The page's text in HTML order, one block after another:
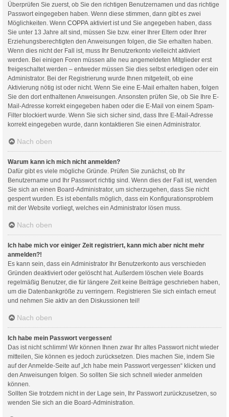
Überprüfen Sie zuerst, ob Sie den richtigen Benutzernamen und das richtige
Passwort eingegeben haben. Wenn diese stimmen, dann gibt es zwei
Möglichkeiten. Wenn COPPA aktiviert ist und Sie angegeben haben, dass
Sie unter 13 Jahre alt sind, müssen Sie bzw. einer Ihrer Eltern oder Ihrer
Erziehungsberechtigten den Anweisungen folgen, die Sie erhalten haben.
Wenn dies nicht der Fall ist, muss Ihr Benutzerkonto vielleicht aktiviert
werden. Bei einigen Foren müssen alle neu angemeldeten Mitglieder erst
freigeschaltet werden – entweder müssen Sie dies selbst erledigen oder ein
Administrator. Bei der Registrierung wurde Ihnen mitgeteilt, ob eine
Aktivierung nötig ist oder nicht. Wenn Sie eine E-Mail erhalten haben, folgen
Sie den dort enthaltenen Anweisungen. Ansonsten prüfen Sie, ob Sie Ihre E-
Mail-Adresse korrekt eingegeben haben oder die E-Mail von einem Spam-
Filter blockiert wurde. Wenn Sie sich sicher sind, dass Ihre E-Mail-Adresse
korrekt eingegeben wurde, dann kontaktieren Sie einen Administrator.
Nach oben
Warum kann ich mich nicht anmelden?
Dafür gibt es viele mögliche Gründe. Prüfen Sie zunächst, ob Ihr
Benutzername und Ihr Passwort richtig sind. Wenn dies der Fall ist, wenden
Sie sich an einen Board-Administrator, um sicherzugehen, dass Sie nicht
gesperrt wurden. Es ist ebenfalls möglich, dass ein Konfigurationsproblem
mit der Website vorliegt, welches ein Administrator lösen muss.
Nach oben
Ich habe mich vor einiger Zeit registriert, kann mich aber nicht mehr
anmelden?!
Es kann sein, dass ein Administrator Ihr Benutzerkonto aus verschieden
Gründen deaktiviert oder gelöscht hat. Außerdem löschen viele Boards
regelmäßig Benutzer, die für längere Zeit keine Beiträge geschrieben haben,
um die Datenbankgröße zu verringern. Registrieren Sie sich einfach erneut
und nehmen Sie aktiv an den Diskussionen teil!
Nach oben
Ich habe mein Passwort vergessen!
Das ist nicht schlimm! Wir können Ihnen zwar Ihr altes Passwort nicht wieder
mitteilen, Sie können es jedoch zurücksetzen. Dies machen Sie, indem Sie
auf der Anmelde-Seite auf „Ich habe mein Passwort vergessen“ klicken und
den Anweisungen folgen. So sollten Sie sich schnell wieder anmelden
können.
Sollten Sie trotzdem nicht in der Lage sein, Ihr Passwort zurückzusetzen, so
wenden Sie sich an die Board-Administration.